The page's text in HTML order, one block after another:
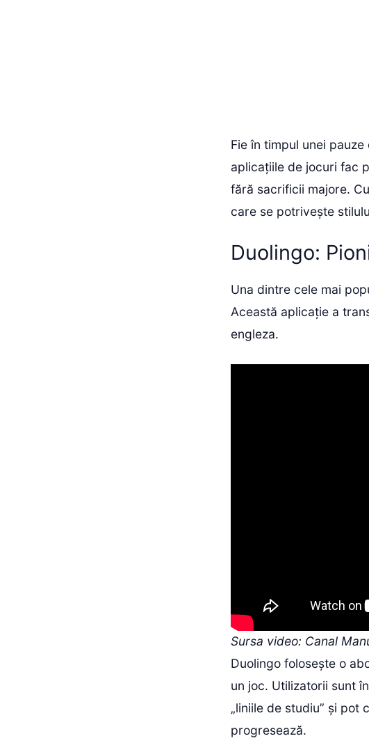
Fie în timpul unei
aplicațiile de jocuri fac
fără sacrificii majore.
care se potrivește
Duolingo:
Una dintre cele mai
Această aplicație a
engleza.
Sursa video: Canal
Duolingo folosește o
un joc. Utilizatorii sunt
„liniile de studiu” și pot
progresează.